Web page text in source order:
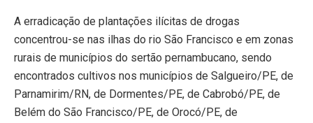
A erradicação de plantações ilícitas de drogas
concentrou-se nas ilhas do rio São Francisco e em zonas
rurais de municípios do sertão pernambucano, sendo
encontrados cultivos nos municípios de Salgueiro/PE, de
Parnamirim/RN, de Dormentes/PE, de Cabrobó/PE, de
Belém do São Francisco/PE, de Orocó/PE, de